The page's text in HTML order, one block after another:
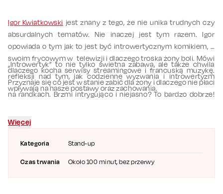
Kategoria Stand-up
Czas trwania Około 100 minut, bez przerwy
Igor Kwiatkowski jest znany z tego, że nie unika trudnych czy
absurdalnych tematów. Nie inaczej jest tym razem. Igor
opowiada o tym jak to jest być introwertycznym komikiem, o
swoim frycowym w telewizji i dlaczego troska żony boli. Mówi
dlaczego kocha serwisy streamingowe i francuską muzykę.
Przyznaje się co jest w stanie zabić dla żony i dlaczego nie płaci
na randkach. Brzmi intrygująco i niejasno? To bardzo dobrze!
„Introwertyk” to nie tylko świetna zabawa, ale także chwila
refleksji nad tym, jak codzienne wyzwania i introwertyzm
wpływają na nasze postawy oraz zachowania.
Więcej